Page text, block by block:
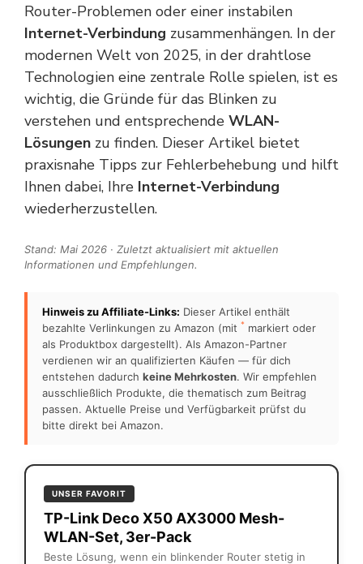
Router-Problemen oder einer instabilen
Internet-Verbindung zusammenhängen. In der
modernen Welt von 2025, in der drahtlose
Technologien eine zentrale Rolle spielen, ist es
wichtig, die Gründe für das Blinken zu
verstehen und entsprechende WLAN-
Lösungen zu finden. Dieser Artikel bietet
praxisnahe Tipps zur Fehlerbehebung und hilft
Ihnen dabei, Ihre Internet-Verbindung
wiederherzustellen.
Stand: Mai 2026 · Zuletzt aktualisiert mit aktuellen
Informationen und Empfehlungen.
Hinweis zu Affiliate-Links: Dieser Artikel enthält
bezahlte Verlinkungen zu Amazon (mit * markiert oder
als Produktbox dargestellt). Als Amazon-Partner
verdienen wir an qualifizierten Käufen — für dich
entstehen dadurch keine Mehrkosten. Wir empfehlen
ausschließlich Produkte, die thematisch zum Beitrag
passen. Aktuelle Preise und Verfügbarkeit prüfst du
bitte direkt bei Amazon.
UNSER FAVORIT
TP-Link Deco X50 AX3000 Mesh-
WLAN-Set, 3er-Pack
Beste Lösung, wenn ein blinkender Router stetig in